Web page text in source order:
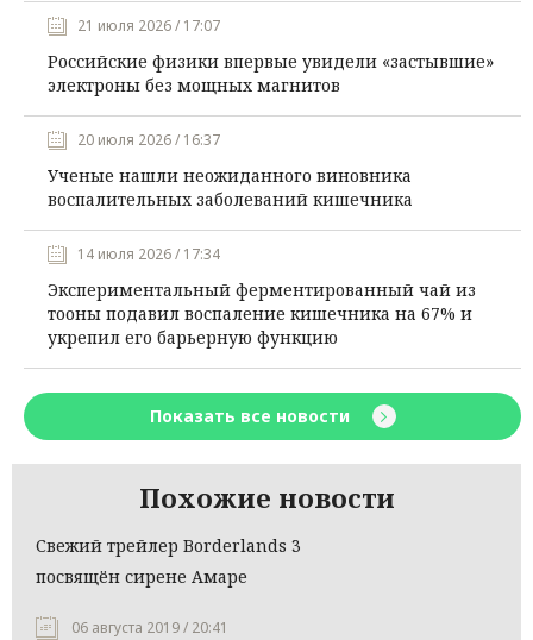
21 июля 2026 / 17:07
Российские физики впервые увидели «застывшие»
электроны без мощных магнитов
20 июля 2026 / 16:37
Ученые нашли неожиданного виновника
воспалительных заболеваний кишечника
14 июля 2026 / 17:34
Экспериментальный ферментированный чай из
тооны подавил воспаление кишечника на 67% и
укрепил его барьерную функцию
Показать все новости
Похожие новости
Свежий трейлер Borderlands 3
посвящён сирене Амаре
06 августа 2019 / 20:41